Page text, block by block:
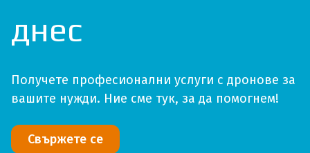
днес
Получете професионални услуги с дронове за
вашите нужди. Ние сме тук, за да помогнем!
Свържете се